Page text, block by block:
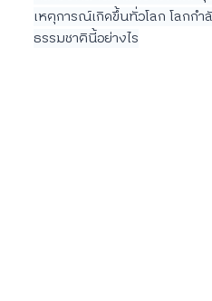
เหตุการณ์เกิดขึ้นทั่วโลก โลกก
ธรรมชาตินี้อย่างไร